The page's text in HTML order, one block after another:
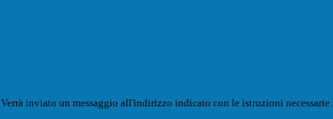
Verrà inviato un messaggio all'indirizzo indicato con le istruzioni necessarie.